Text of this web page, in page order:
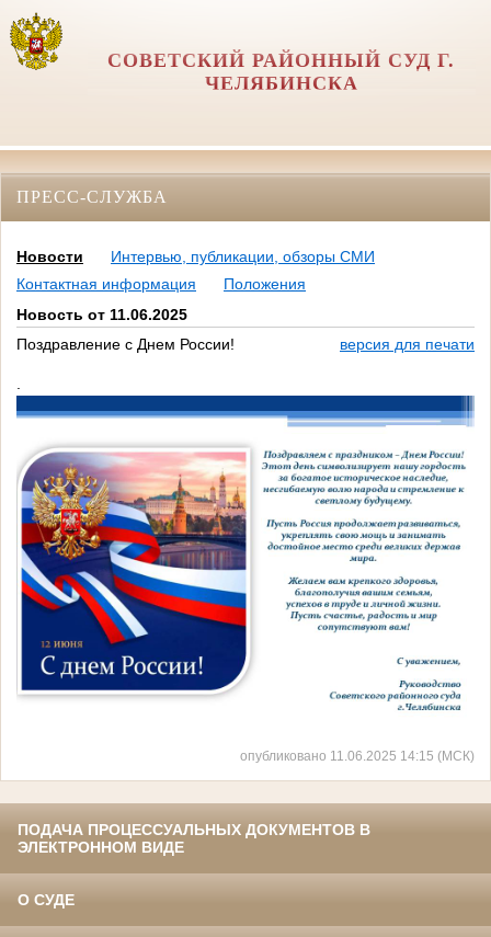
СОВЕТСКИЙ РАЙОННЫЙ СУД Г.
ЧЕЛЯБИНСКА
ПРЕСС-СЛУЖБА
Новости
Интервью, публикации, обзоры СМИ
Контактная информация
Положения
Новость от 11.06.2025
Поздравление с Днем России!
версия для печати
опубликовано 11.06.2025 14:15 (МСК)
ПОДАЧА ПРОЦЕССУАЛЬНЫХ ДОКУМЕНТОВ В
ЭЛЕКТРОННОМ ВИДЕ
О СУДЕ